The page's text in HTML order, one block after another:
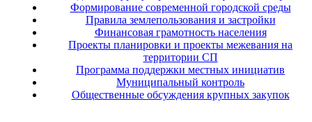
Формирование современной городской среды
Правила землепользования и застройки
Финансовая грамотность населения
Проекты планировки и проекты межевания на
территории СП
Программа поддержки местных инициатив
Муниципальный контроль
Общественные обсуждения крупных закупок